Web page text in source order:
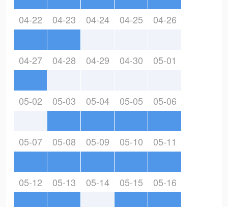
04-22 04-23 04-24 04-25 04-26
04-27 04-28 04-29 04-30 05-01
05-02 05-03 05-04 05-05 05-06
05-07 05-08 05-09 05-10 05-11
05-12 05-13 05-14 05-15 05-16